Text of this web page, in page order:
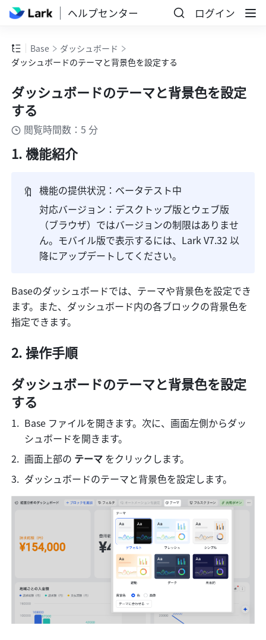
ヘルプセンター ログイン
Base
ダッシュボード
ダッシュボードのテーマと背景色を設定する
ダッシュボードのテーマと背景色を設定
する
閲覧時間数：5 分
機能紹介
🔖 機能の提供状況：ベータテスト中
対応バージョン：デスクトップ版とウェブ版
（ブラウザ）ではバージョンの制限はありませ
ん。モバイル版で表示するには、Lark V7.32 以
降にアップデートしてください。
Baseのダッシュボードでは、テーマや背景色を設定でき
ます。また、ダッシュボード内の各ブロックの背景色を
指定できます。
操作手順
ダッシュボードのテーマと背景色を設定
する
Base ファイルを開きます。次に、画面左側からダッ
シュボードを開きます。
画面上部の テーマ をクリックします。
ダッシュボードのテーマと背景色を設定します。